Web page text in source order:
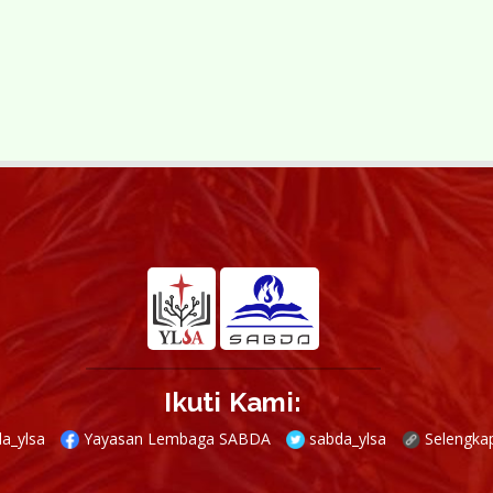
Ikuti Kami:
Yayasan Lembaga SABDA sabda_ylsa